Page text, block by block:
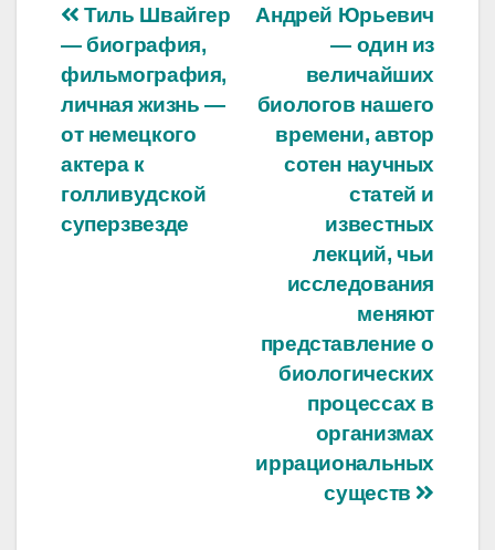
Навигация
по
записям
Андрей Юрьевич
— один из
величайших
биологов нашего
времени, автор
сотен научных
статей и
известных
лекций, чьи
исследования
меняют
представление о
биологических
процессах в
организмах
иррациональных
существ
Тиль Швайгер
— биография,
фильмография,
личная жизнь —
от немецкого
актера к
голливудской
суперзвезде